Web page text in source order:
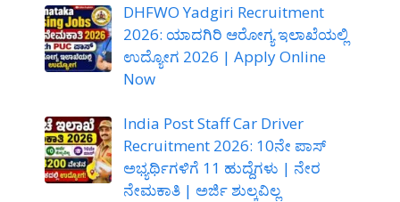
DHFWO Yadgiri Recruitment
2026: ಯಾದಗಿರಿ ಆರೋಗ್ಯ ಇಲಾಖೆಯಲ್ಲಿ
ಉದ್ಯೋಗ 2026 | Apply Online
Now
India Post Staff Car Driver
Recruitment 2026: 10ನೇ ಪಾಸ್
ಅಭ್ಯರ್ಥಿಗಳಿಗೆ 11 ಹುದ್ದೆಗಳು | ನೇರ
ನೇಮಕಾತಿ | ಅರ್ಜಿ ಶುಲ್ಕವಿಲ್ಲ